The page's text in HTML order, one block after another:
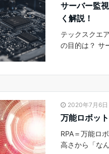
サーバー監
く解説！
テックスクエ
の目的は？ サ
2020年7月6日
万能ロボッ
RPA＝万能ロ
高さから「な